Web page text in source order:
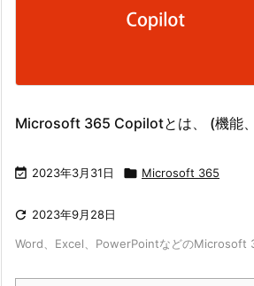
Microsoft 365 Copilotとは、 (機能
 2023年3月31日  Microsoft 365
 2023年9月28日
Word、Excel、PowerPointなどのMicrosoft